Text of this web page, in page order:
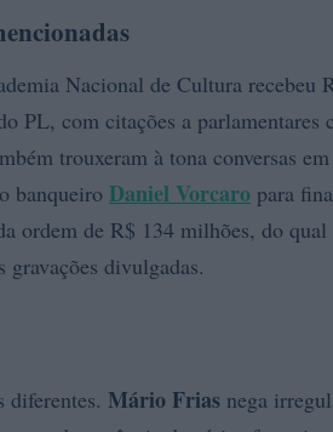
Nacional de Cultura recebeu
PL, com citações a parlamentares
trouxeram à tona conversas
banqueiro Daniel Vorcaro para
ordem de R$ 134 milhões, do
divulgadas.
diferentes. Mário Frias nega